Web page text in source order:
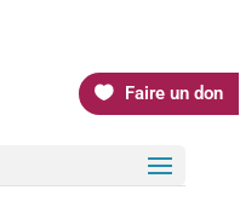
Faire un don